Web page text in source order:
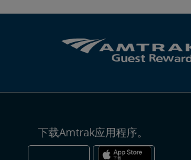
下载Amtrak应用程序。